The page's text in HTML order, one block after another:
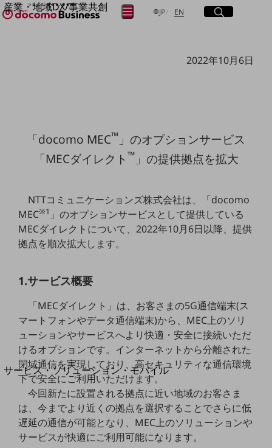
産業・地域DX/事業共創
OPEN HUB for Plural Futures
産業・地域DXプラットフォーマーとして
企業と地域が持続成長する社会を目指します
Smart Industry
Smart Mobility
Smart Worksite
生成AI(Generative AI)
地域の取り組み
地域経済のさらなる活性化に取り組みます
自治体・地域社会との共創
LGPF(Local Government Platform)
別ウィンドウで開きます
サービス・ソリューション・モバイル
サービス・ソリューションTOP
DXに関する課題を解決する
サービス・ソリューションをご紹介
カテゴリーで探す
カテゴリーで探すTOP
JP日本語
EN Englishサイト内検索
開く
メニュー
開く
取り組みを検索
2022年10月6日
「docomo MEC™ 」のオプションサービス
「MECダイレクト™」の提供拠点を拡大
NTTコミュニケーションズ株式会社は、「docomo
MEC※1 」のオプションサービスとして提供している
MECダイレクトについて、2022年10月6日以降、提供
拠点を順次拡大します。
1.サービス概要
「MECダイレクト」は、お客さまの5G通信端末(ス
マートフォンやデータ通信端末)から、MEC上のソリ
ューションやサービスへより快適・安全に接続いただ
けるオプションです。インターネットから分離された
閉域通信を実現しており、高セキュリティな通信環境
下で安全にご利用いただけます。
今回新たに設置される拠点に近い地域のお客さま
は、今までより近くの拠点を選択することでさらに低
遅延の通信が可能となり、MEC上のソリューションや
サービスが快適にご利用可能になります。